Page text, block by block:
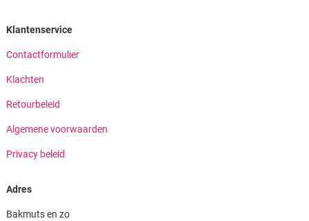
Klantenservice
Contactformulier
Klachten
Retourbeleid
Algemene voorwaarden
Privacy beleid
Adres
Bakmuts en zo